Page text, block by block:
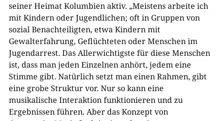
seiner Heimat Kolumbien aktiv. „Meistens arbeite ich
mit Kindern oder Jugendlichen; oft in Gruppen von
sozial Benachteiligten, etwa Kindern mit
Gewalterfahrung, Geflüchteten oder Menschen im
Jugendarrest. Das Allerwichtigste für diese Menschen
ist, dass man jeden Einzelnen anhört, jedem eine
Stimme gibt. Natürlich setzt man einen Rahmen, gibt
eine grobe Struktur vor. Nur so kann eine
musikalische Interaktion funktionieren und zu
Ergebnissen führen. Aber das Konzept von